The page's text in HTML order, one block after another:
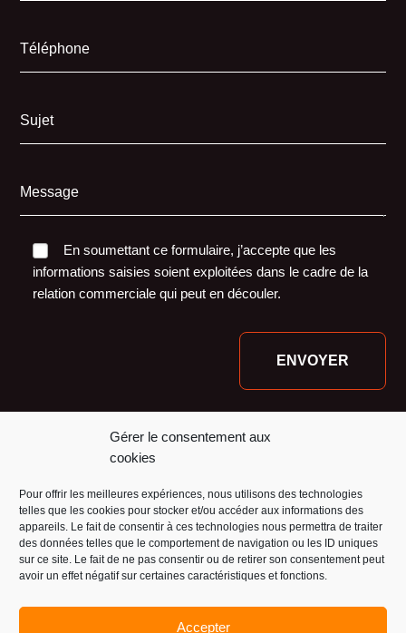
Gérer le consentement aux
cookies
Pour offrir les meilleures expériences, nous utilisons des technologies
telles que les cookies pour stocker et/ou accéder aux informations des
appareils. Le fait de consentir à ces technologies nous permettra de traiter
des données telles que le comportement de navigation ou les ID uniques
sur ce site. Le fait de ne pas consentir ou de retirer son consentement peut
avoir un effet négatif sur certaines caractéristiques et fonctions.
Accepter
Téléphone
Sujet
Message
En soumettant ce formulaire, j’accepte que les
informations saisies soient exploitées dans le cadre de la
relation commerciale qui peut en découler.